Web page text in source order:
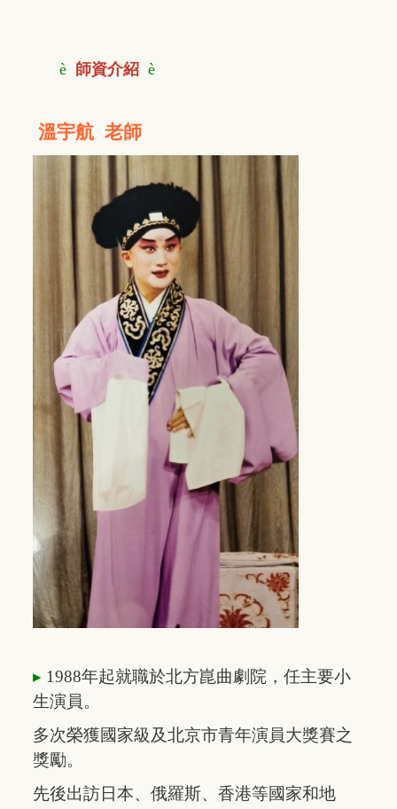
è 師資介紹 è
溫宇航 老師
▸ 1988年起就職於北方崑曲劇院， 任主要小
生演員。
多次榮獲國家級及北京市青年演員大獎賽之
獎勵。
先後出訪日本、俄羅斯、香港等國家和地